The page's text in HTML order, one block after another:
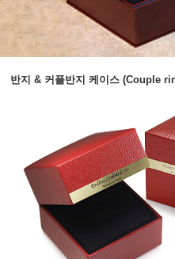
반지 & 커플반지 케이스 (Couple